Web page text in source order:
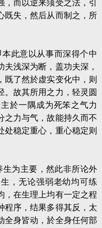
而以逆来须受之法，引
既失，然后从而制之，所
本此意以从事而深得个中
浅深为断，盖功夫深，
既了然於虚实变化中，则
。故其所用之力，轻灵圆
於一隅成为死笨之气力
之力与气，故能持久而不
稳定重心，重心稳定则
为主要，然此非所论外
，无论强弱老幼均可练
，在生理上均有一定之程
程序，结果多得其反，太
全身皆动，於全身任何部